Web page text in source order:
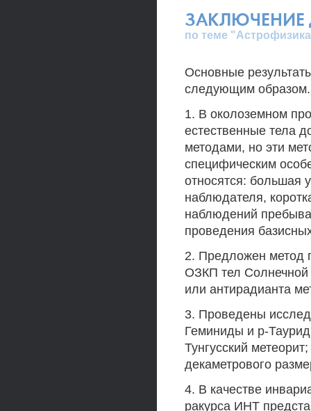
ЗАКЛЮЧЕНИЕ
по теме
Основные
следующим образом.
1. В околоземном
естественные тела
методами, но эти
специфическим
относятся: большая
наблюдателя,
наблюдений
проведения
2. Предложен метод
ОЗКП тел Солнечной
или антирадианта
3. Проведены
Геминиды и р-
Тунгусский
декаметрового
4. В качестве
ракурса ИНТ